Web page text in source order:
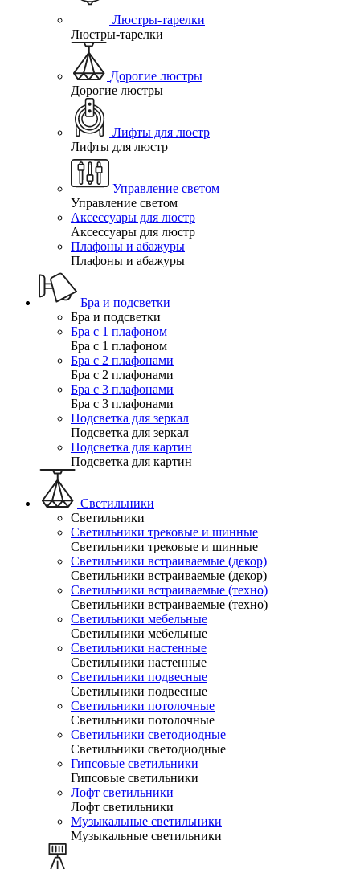
Люстры-тарелки
Люстры-тарелки
Дорогие люстры
Дорогие люстры
Лифты для люстр
Лифты для люстр
Управление светом
Управление светом
Аксессуары для люстр
Аксессуары для люстр
Плафоны и абажуры
Плафоны и абажуры
Бра и подсветки
Бра и подсветки
Бра с 1 плафоном
Бра с 1 плафоном
Бра с 2 плафонами
Бра с 2 плафонами
Бра с 3 плафонами
Бра с 3 плафонами
Подсветка для зеркал
Подсветка для зеркал
Подсветка для картин
Подсветка для картин
Светильники
Светильники
Светильники трековые и шинные
Светильники трековые и шинные
Светильники встраиваемые (декор)
Светильники встраиваемые (декор)
Светильники встраиваемые (техно)
Светильники встраиваемые (техно)
Светильники мебельные
Светильники мебельные
Светильники настенные
Светильники настенные
Светильники подвесные
Светильники подвесные
Светильники потолочные
Светильники потолочные
Светильники светодиодные
Светильники светодиодные
Гипсовые светильники
Гипсовые светильники
Лофт светильники
Лофт светильники
Музыкальные светильники
Музыкальные светильники